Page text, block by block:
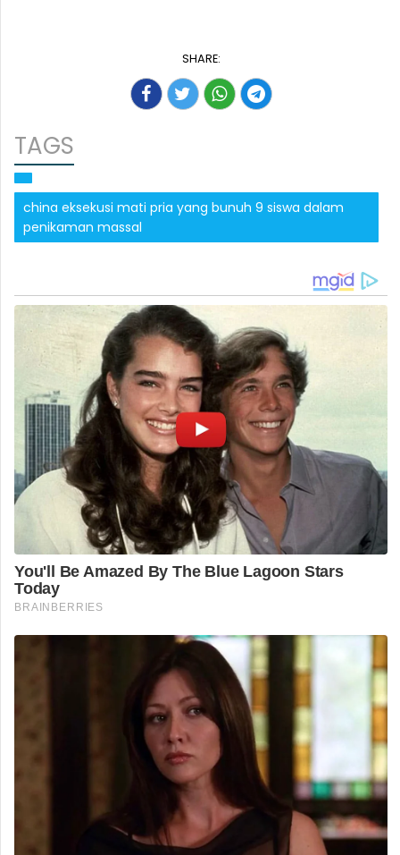
SHARE:
TAGS
china eksekusi mati pria yang bunuh 9 siswa dalam
penikaman massal